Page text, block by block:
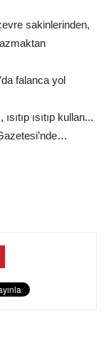
sakinlerinden,
falanca yol
ısıtıp kullan...